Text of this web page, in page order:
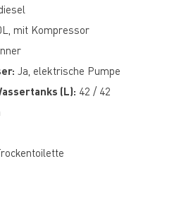
mit Kompressor
: Ja, elektrische Pumpe
(L): 42 / 42